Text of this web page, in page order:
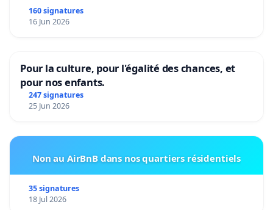
160 signatures
16 Jun 2026
Pour la culture, pour l'égalité des chances, et
pour nos enfants.
247 signatures
25 Jun 2026
Non au AirBnB dans nos quartiers résidentiels
35 signatures
18 Jul 2026